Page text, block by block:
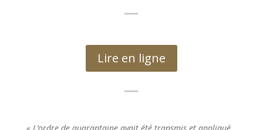
Lire en ligne